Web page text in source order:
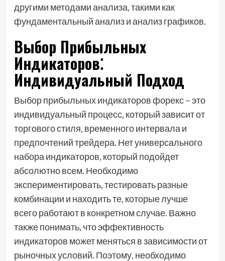
другими методами анализа, такими как
фундаментальный анализ и анализ графиков.
Выбор Прибыльных
Индикаторов⁚
Индивидуальный Подход
Выбор прибыльных индикаторов форекс – это
индивидуальный процесс, который зависит от
торгового стиля, временного интервала и
предпочтений трейдера. Нет универсального
набора индикаторов, который подойдет
абсолютно всем. Необходимо
экспериментировать, тестировать разные
комбинации и находить те, которые лучше
всего работают в конкретном случае. Важно
также понимать, что эффективность
индикаторов может меняться в зависимости от
рыночных условий. Поэтому, необходимо